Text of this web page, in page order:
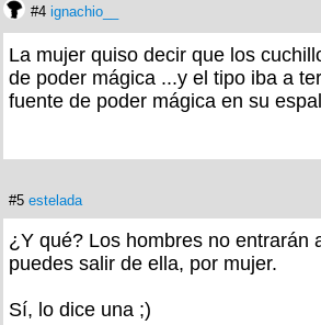
#4 ignachio__
La mujer quiso decir que los
de poder mágica ...y el tipo iba a
fuente de poder mágica en su
#5 estelada
¿Y qué? Los hombres no entrarán
puedes salir de ella, por mujer.
Sí, lo dice una ;)